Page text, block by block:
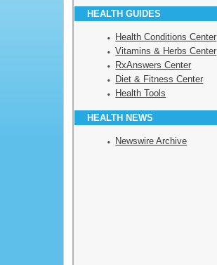
HEALTH GUIDES
Health Conditions Center
Vitamins & Herbs Center
RxAnswers Center
Diet & Fitness Center
Health Tools
HEALTH NEWS
Newswire Archive